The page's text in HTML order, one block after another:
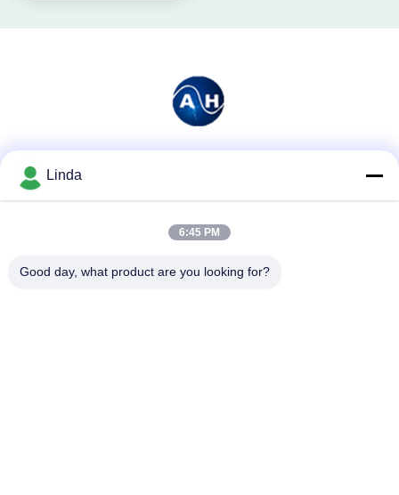
Linda
6:45 PM
Good day, what product are you looking for?